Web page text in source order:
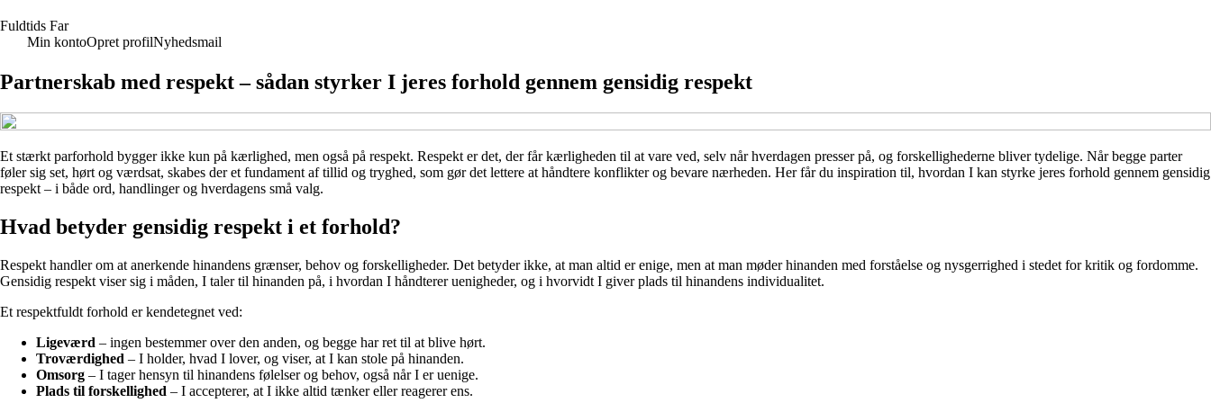
Fuldtids Far
Min kontoOpret profilNyhedsmail
Partnerskab med respekt – sådan styrker I jeres forhold gennem gensidig respekt
Et stærkt parforhold bygger ikke kun på kærlighed, men også på respekt. Respekt er det, der får kærligheden til at vare ved, selv når hverdagen presser på, og forskellighederne bliver tydelige. Når begge parter
føler sig set, hørt og værdsat, skabes der et fundament af tillid og tryghed, som gør det lettere at håndtere konflikter og bevare nærheden. Her får du inspiration til, hvordan I kan styrke jeres forhold gennem gensidig
respekt – i både ord, handlinger og hverdagens små valg.
Hvad betyder gensidig respekt i et forhold?
Respekt handler om at anerkende hinandens grænser, behov og forskelligheder. Det betyder ikke, at man altid er enige, men at man møder hinanden med forståelse og nysgerrighed i stedet for kritik og fordomme.
Gensidig respekt viser sig i måden, I taler til hinanden på, i hvordan I håndterer uenigheder, og i hvorvidt I giver plads til hinandens individualitet.
Et respektfuldt forhold er kendetegnet ved:
Ligeværd – ingen bestemmer over den anden, og begge har ret til at blive hørt.
Troværdighed – I holder, hvad I lover, og viser, at I kan stole på hinanden.
Omsorg – I tager hensyn til hinandens følelser og behov, også når I er uenige.
Plads til forskellighed – I accepterer, at I ikke altid tænker eller reagerer ens.